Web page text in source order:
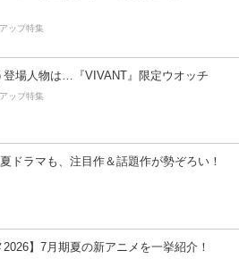
ップ特集
登場人物は…『VIVANT』限定ウオッチ
ップ特集
ドラマも、注目作＆話題作が勢ぞろい！
2026】7月期夏の新アニメを一挙紹介！